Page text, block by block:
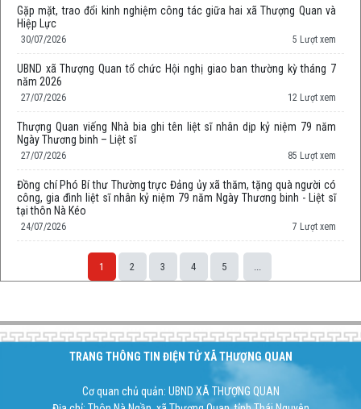
Gặp mặt, trao đổi kinh nghiệm công tác giữa hai xã Thượng Quan và
Hiệp Lực
30/07/2026 5 Lượt xem
UBND xã Thượng Quan tổ chức Hội nghị giao ban thường kỳ tháng 7
năm 2026
27/07/2026 12 Lượt xem
Thượng Quan viếng Nhà bia ghi tên liệt sĩ nhân dịp kỷ niệm 79 năm
Ngày Thương binh – Liệt sĩ
27/07/2026 85 Lượt xem
Đồng chí Phó Bí thư Thường trực Đảng ủy xã thăm, tặng quà người có
công, gia đình liệt sĩ nhân kỷ niệm 79 năm Ngày Thương binh - Liệt sĩ
tại thôn Nà Kéo
24/07/2026 7 Lượt xem
1 2 3 4 5 ...
TRANG THÔNG TIN ĐIỆN TỬ XÃ THƯỢNG QUAN
Cơ quan chủ quản: UBND XÃ THƯỢNG QUAN